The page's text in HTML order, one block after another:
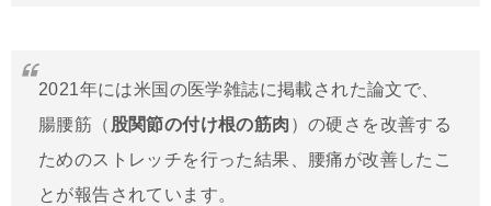
2021年には米国の医学雑誌に掲載された論文で、
腸腰筋（ 股関節の付け根の筋肉 ）の硬さを改善する
ためのストレッチを行った結果、腰痛が改善したこ
とが報告されています。